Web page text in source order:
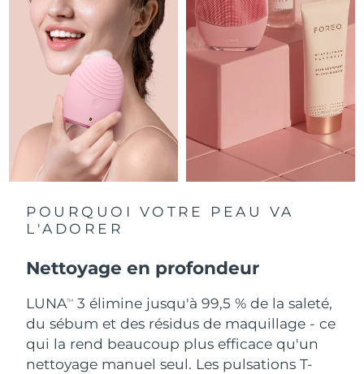
POURQUOI VOTRE PEAU VA
L'ADORER
Nettoyage en profondeur
LUNATM
3 élimine jusqu'à 99,5 % de la saleté,
du sébum et des résidus de maquillage - ce
qui la rend beaucoup plus efficace qu'un
nettoyage manuel seul. Les pulsations T-
Singapour Livraison estimée 8/12/26
Slovaquie Livraison estimée 8/10/26
Afrique du Sud Livraison estimée8/18/26
Corée du Sud Livraison estimée8/12/26
Espagne
Suisse
Taïwan Livraison estimée 8/15/26
Thaïlande Livraison estimée